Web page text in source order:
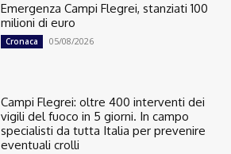
Emergenza Campi Flegrei, stanziati 100
milioni di euro
Cronaca 05/08/2026
Campi Flegrei: oltre 400 interventi dei
vigili del fuoco in 5 giorni. In campo
specialisti da tutta Italia per prevenire
eventuali crolli